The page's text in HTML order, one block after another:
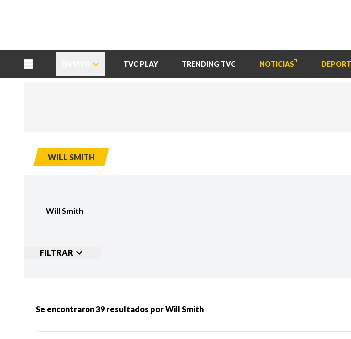
TVC PLAY TRENDING TVC NOTICIAS
WILL SMITH
FILTRAR
Categorias: NOTICIAS SERIES
Se encontraron39 resultados porWill Smith